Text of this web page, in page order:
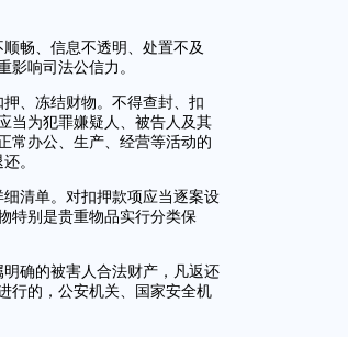
畅、信息不透明、处置不及
影响司法公信力。
、冻结财物。不得查封、扣
当为犯罪嫌疑人、被告人及其
常办公、生产、经营等活动的
。
清单。对扣押款项应当逐案设
特别是贵重物品实行分类保
确的被害人合法财产，凡返还
行的，公安机关、国家安全机